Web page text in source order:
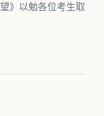
》以勉各位考生取